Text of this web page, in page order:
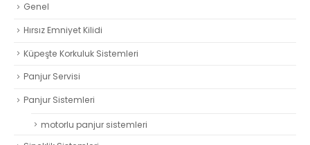
Genel
Hırsız Emniyet Kilidi
Küpeşte Korkuluk Sistemleri
Panjur Servisi
Panjur Sistemleri
motorlu panjur sistemleri